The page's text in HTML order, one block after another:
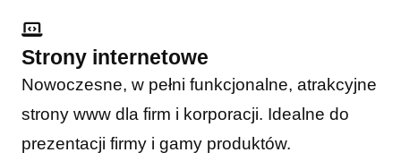
Strony internetowe
Nowoczesne, w pełni funkcjonalne, atrakcyjne
strony www dla firm i korporacji. Idealne do
prezentacji firmy i gamy produktów.